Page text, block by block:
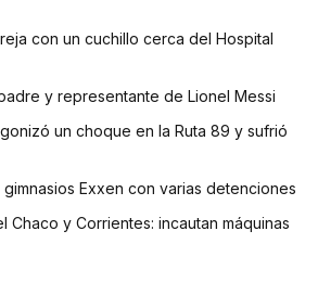
con un cuchillo cerca del Hospital
y representante de Lionel Messi
un choque en la Ruta 89 y sufrió
gimnasios Exxen con varias detenciones
Chaco y Corrientes: incautan máquinas